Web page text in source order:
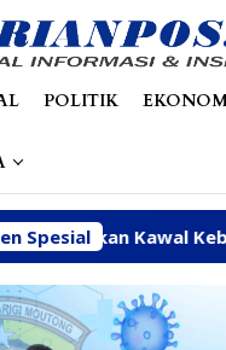
POLITIK
Spesial
Kebutuhan Dasar